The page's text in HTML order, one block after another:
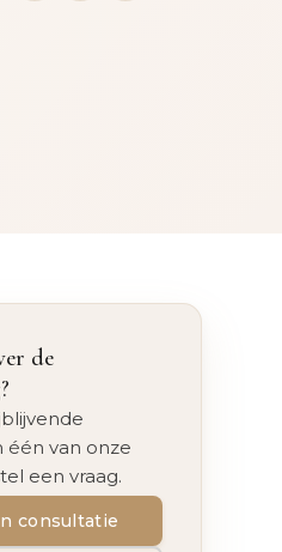
de
één van onze
een vraag.
consultatie